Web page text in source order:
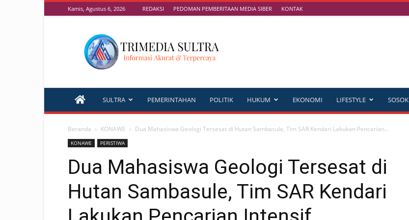
Kamis, Agustus 6, 2026 REDAKSI PEDOMAN PEMBERITAAN MEDIA SIBER KONTAK
SULTRA
SULTRA PEMERINTAHAN POLITIK HUKUM EKONOMI LIFESTYLE SOSOK
Beranda KONAWE Dua Mahasiswa Geologi Tersesat di Hutan Sambasule, Tim SAR Kendari Lakukan Pencarian...
KONAWE PERISTIWA
Dua Mahasiswa Geologi Tersesat di
Hutan Sambasule, Tim SAR Kendari